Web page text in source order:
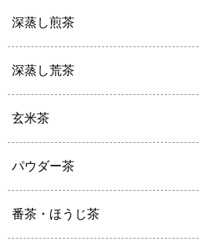
深蒸し煎茶
深蒸し荒茶
玄米茶
パウダー茶
番茶・ほうじ茶